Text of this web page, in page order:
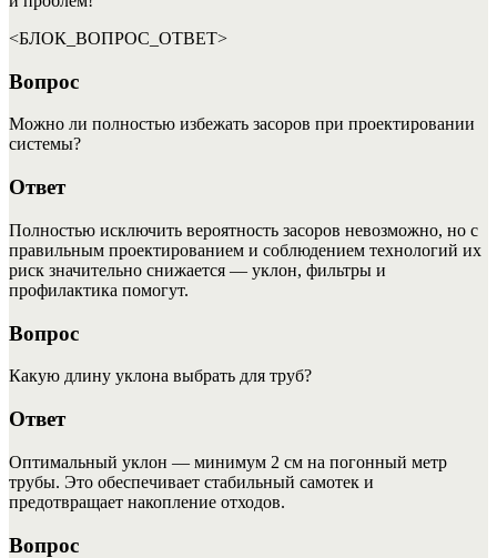
<БЛОК_ВОПРОС_ОТВЕТ>
Вопрос
Можно ли полностью избежать засоров при проектировании
системы?
Ответ
Полностью исключить вероятность засоров невозможно, но с
правильным проектированием и соблюдением технологий их
риск значительно снижается — уклон, фильтры и
профилактика помогут.
Вопрос
Какую длину уклона выбрать для труб?
Ответ
Оптимальный уклон — минимум 2 см на погонный метр
трубы. Это обеспечивает стабильный самотек и
предотвращает накопление отходов.
Вопрос